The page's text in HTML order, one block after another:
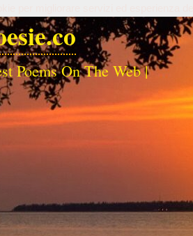
Poems On The Web |